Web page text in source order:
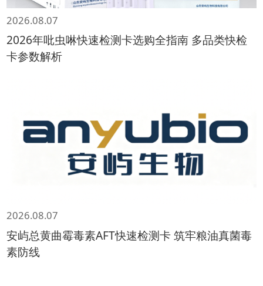
2026.08.07
2026年吡虫啉快速检测卡选购全指南 多品类快检
卡参数解析
2026.08.07
安屿总黄曲霉毒素AFT快速检测卡 筑牢粮油真菌毒
素防线